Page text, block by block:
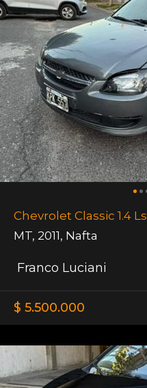
Chevrolet Classic 1.4 Ls
MT, 2011, Nafta
Franco Luciani
$ 5.500.000